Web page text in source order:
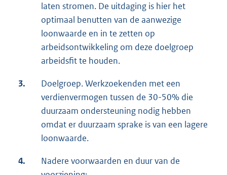
laten stromen. De uitdaging is hier het
optimaal benutten van de aanwezige
loonwaarde en in te zetten op
arbeidsontwikkeling om deze doelgroep
arbeidsfit te houden.
3.
Doelgroep. Werkzoekenden met een
verdienvermogen tussen de 30-50% die
duurzaam ondersteuning nodig hebben
omdat er duurzaam sprake is van een lagere
loonwaarde.
4.
Nadere voorwaarden en duur van de